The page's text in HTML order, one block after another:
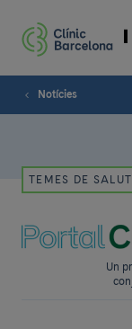
Notícies
Un
TEMES DE SALUT